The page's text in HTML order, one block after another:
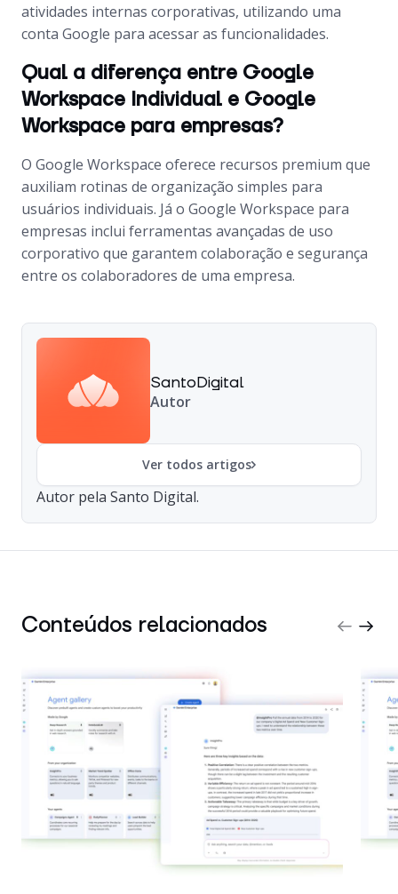
atividades internas corporativas, utilizando uma
conta Google para acessar as funcionalidades.
Qual a diferença entre Google
Workspace Individual e Google
Workspace para empresas?
O Google Workspace oferece recursos premium que
auxiliam rotinas de organização simples para
usuários individuais. Já o Google Workspace para
empresas inclui ferramentas avançadas de uso
corporativo que garantem colaboração e segurança
entre os colaboradores de uma empresa.
SantoDigital
Autor
Ver todos artigos
Autor pela Santo Digital.
Conteúdos relacionados